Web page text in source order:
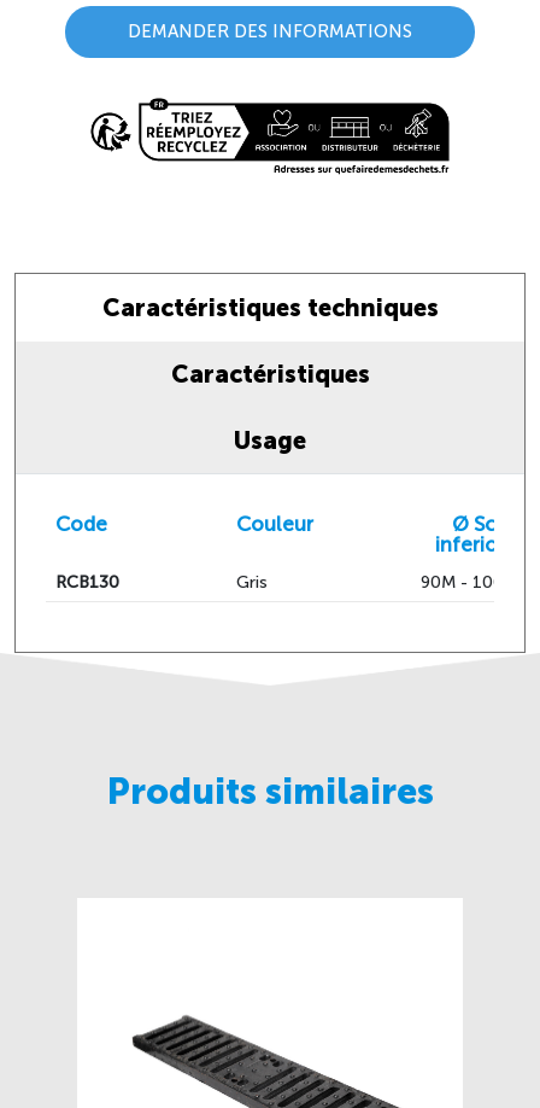
DEMANDER DES INFORMATIONS
Caractéristiques techniques
Caractéristiques
Usage
Code Couleur
Ø
inferiore
RCB130 Gris 90M - 100F -
Produits similaires